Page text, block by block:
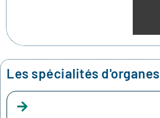
Les spécialités d'organes